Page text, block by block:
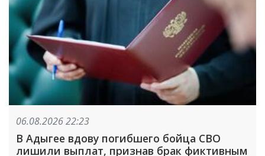
06.08.2026 22:23
В Адыгее вдову погибшего бойца СВО
лишили выплат, признав брак фиктивным